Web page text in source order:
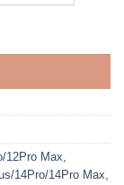
ース 斜めがけ
12Pro Max,
14Pro/14Pro Max,